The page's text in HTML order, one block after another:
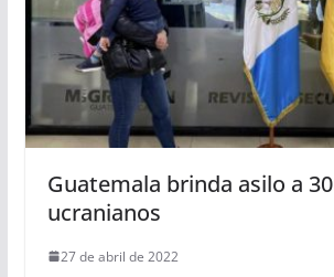
Guatemala brinda asilo a 30
ucranianos
27 de abril de 2022